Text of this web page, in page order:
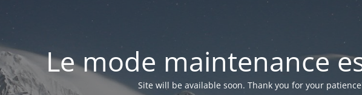
Le mode maintenance
Site will be available soon. Thank you for your